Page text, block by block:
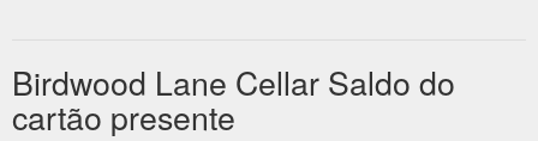
Birdwood Lane Cellar Saldo do
cartão presente